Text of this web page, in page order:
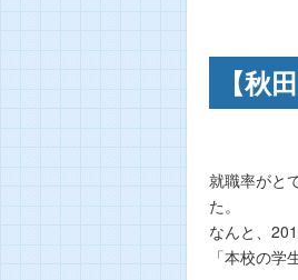
【秋
就職率がと
た。
なんと、
「本校の